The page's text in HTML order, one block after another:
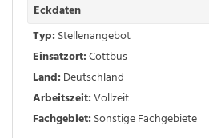
Eckdaten
Typ: Stellenangebot
Einsatzort:Cottbus
Land: Deutschland
Arbeitszeit:Vollzeit
Fachgebiet: Sonstige Fachgebiete